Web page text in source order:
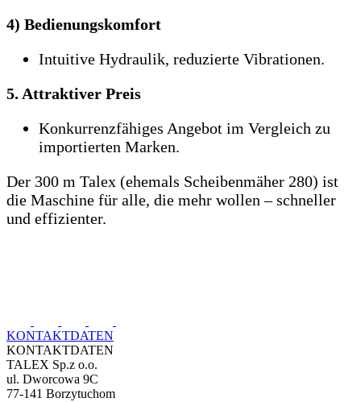
4) Bedienungskomfort
Intuitive Hydraulik, reduzierte Vibrationen.
5. Attraktiver Preis
Konkurrenzfähiges Angebot im Vergleich zu
importierten Marken.
Der 300 m Talex (ehemals Scheibenmäher 280) ist
die Maschine für alle, die mehr wollen – schneller
und effizienter.
KONTAKTDATEN
KONTAKTDATEN
TALEX Sp.z o.o.
ul. Dworcowa 9C
77-141 Borzytuchom